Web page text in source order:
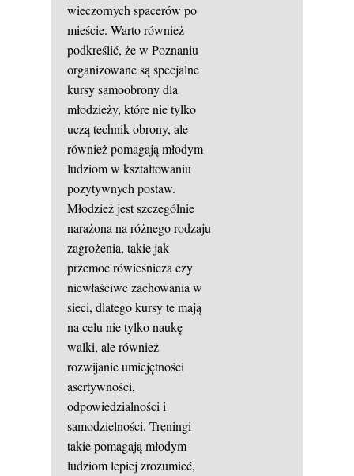
wieczornych spacerów po
mieście. Warto również
podkreślić, że w Poznaniu
organizowane są specjalne
kursy samoobrony dla
młodzieży, które nie tylko
uczą technik obrony, ale
również pomagają młodym
ludziom w kształtowaniu
pozytywnych postaw.
Młodzież jest szczególnie
narażona na różnego rodzaju
zagrożenia, takie jak
przemoc rówieśnicza czy
niewłaściwe zachowania w
sieci, dlatego kursy te mają
na celu nie tylko naukę
walki, ale również
rozwijanie umiejętności
asertywności,
odpowiedzialności i
samodzielności. Treningi
takie pomagają młodym
ludziom lepiej zrozumieć,